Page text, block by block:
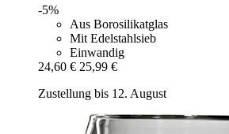
-5%
Aus Borosilikatglas
Mit Edelstahlsieb
Einwandig
24,60 € 25,99 €
Zustellung bis 12. August